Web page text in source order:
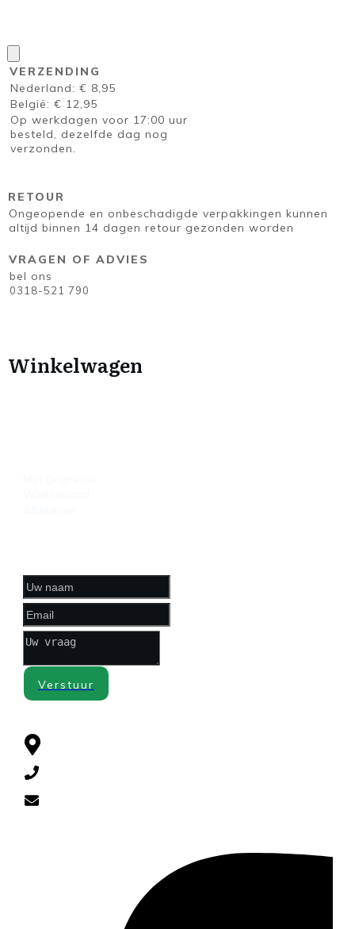
VERZENDING
Nederland: € 8,95
België: € 12,95
Op werkdagen voor 17:00 uur
besteld, dezelfde dag nog
verzonden.
RETOUR
Ongeopende en onbeschadigde verpakkingen kunnen
altijd binnen 14 dagen retour gezonden worden
VRAGEN OF ADVIES
bel ons
0318-521 790
Winkelwagen
Verstuur